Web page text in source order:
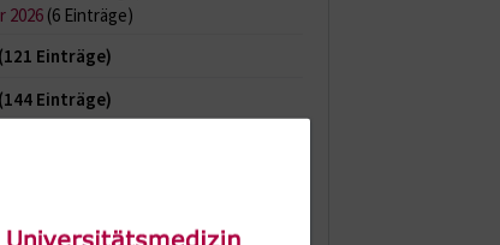
2026 (6 Einträge)
(121 Einträge)
(144 Einträge)
(149 Einträge)